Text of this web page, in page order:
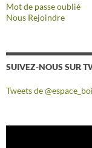
Mot de passe oublié
Nous Rejoindre
SUIVEZ-NOUS SUR
Tweets de